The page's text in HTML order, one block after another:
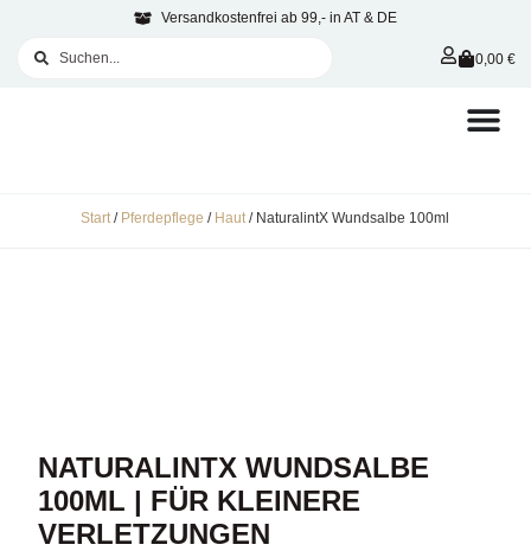
Versandkostenfrei ab 99,- in AT & DE
0,00 €
Start/ Pferdepflege / Haut/ NaturalintX Wundsalbe 100ml
NATURALINTX WUNDSALBE
100ML | FÜR KLEINERE
VERLETZUNGEN